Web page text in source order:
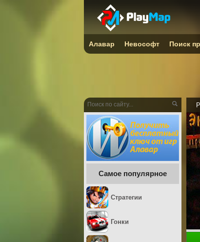
Самое популярное
Стратегии
Гонки
Алавар Невософт Поиск